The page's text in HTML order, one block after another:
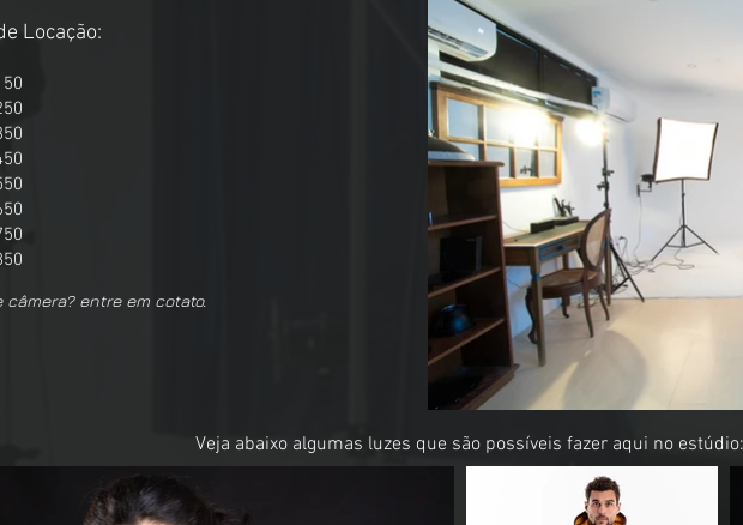
Locação:
câmera? entre em cotato.
Veja abaixo algumas luzes que são possíveis fazer aqui no estúdio: